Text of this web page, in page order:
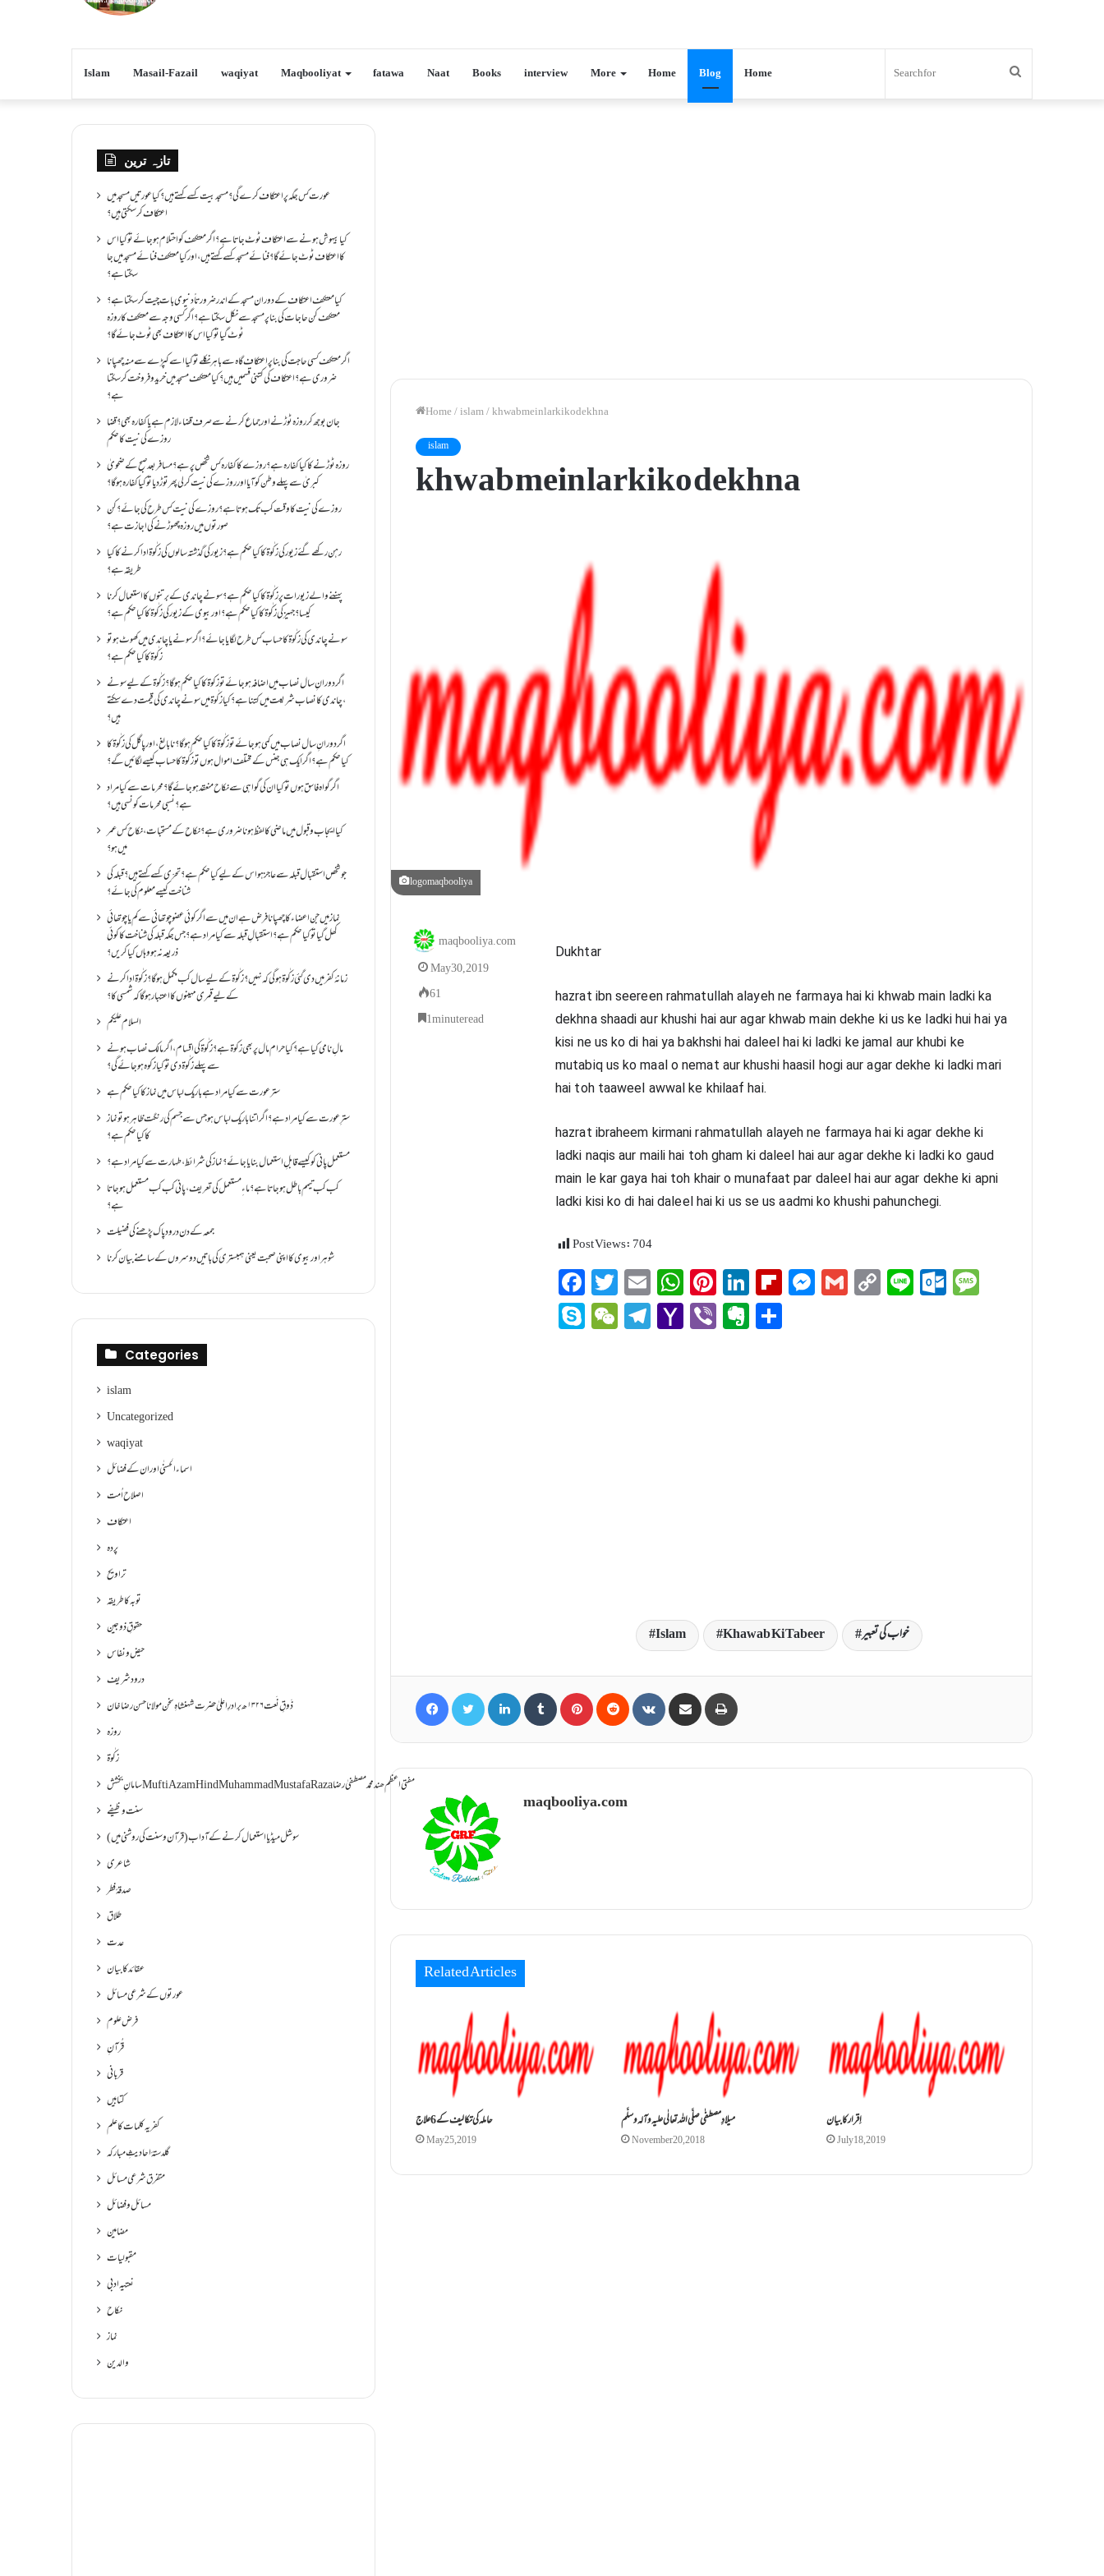
Islam Masail-Fazail waqiyat Maqbooliyat fatawa Naat Books interview More Home Blog Home
Home/islam/khwab mein larki ko dekhna
islam
khwab mein larki ko dekhna
logomaqbooliya
Dukhtar
hazrat ibn seereen rahmatullah alayeh ne farmaya hai ki khwab main ladki ka
dekhna shaadi aur khushi hai aur agar khwab main dekhe ki us ke ladki hui hai ya
kisi ne us ko di hai ya bakhshi hai daleel hai ki ladki ke jamal aur khubi ke
mutabiq us ko maal o nemat aur khushi haasil hogi aur agar dekhe ki ladki mari
hai toh taaweel awwal ke khilaaf hai.
hazrat ibraheem kirmani rahmatullah alayeh ne farmaya hai ki agar dekhe ki
ladki naqis aur maili hai toh gham ki daleel hai aur agar dekhe ki ladki ko gaud
main le kar gaya hai toh khair o munafaat par daleel hai aur agar dekhe ki apni
ladki kisi ko di hai daleel hai ki us se us aadmi ko khushi pahunchegi.
Post Views:704
Fa
ce
bo
T
wi
tte
E
m
ail
W
ha
ts
Pi
nt
er
Li
nk
ed
Fl
ip
M
es
G
m
C
op
Li
ne
O
ut
S
ky
W
e
Te
le
Y
ah
Vi
be
E
ve
Islam Khawab Ki Tabeer خواب کی تعبیر
maqbooliya.com
May 30, 2019
61
1 minute read
maqbooliya.com
Related Articles
حاملہ کی تکالیف کے 6علاج
May 25, 2019
میلادِ مصطفٰی صلَّی اللہ تعالٰی علیہ وآلہ وسلَّم
November 20, 2018
اِقرارکا بیان
July 18, 2019
تازہ ترین
عورت کس جگہ پر اعتکاف کرے گی؟مسجد بیت کسے کہتے ہیں؟کیا عورتیں مسجد میں
اعتکاف کر سکتی ہیں؟
کیا بیہوش ہونے سے اعتکاف ٹوٹ جاتا ہے؟ اگر معتکف کو احتلام ہو جائے تو کیا اس
کا اعتکاف ٹوٹ جائے گا؟فنائے مسجد کسے کہتے ہیں ، اور کیا معتکف فنائے مسجد میں جا
سکتا ہے؟
کیا معتکف اعتکاف کے دوران مسجد کے اندر ضرورتاً دنیوی بات چیت کر سکتا ہے؟
معتکف کن حاجات کی بنا پر مسجد سے نکل سکتا ہے؟ اگر کسی وجہ سے معتکف کا روزہ
ٹوٹ گیا تو کیا اس کا اعتکاف بھی ٹوٹ جائے گا؟
اگر معتکف کسی حاجت کی بنا پر اعتکاف گاہ سے باہر نکلے تو کیا اسے کپڑے سے منہ چھپانا
ضروری ہے؟اعتکاف کی کتنی قسمیں ہیں؟کیا معتکف مسجد میں خرید و فروخت کر سکتا
ہے؟
جان بوجھ کر روزہ ٹوڑنے اور جماع کرنے سے صرف قضاء لازم ہے یا کفارہ بھی؟ قضا
روزے کی نیت کا حکم
روزہ ٹوڑنے کا کیا کفارہ ہے؟روزے کا کفارہ کس شخص پر ہے؟ مسافر بعد صبح کے ضحویٰ
کبریٰ سے پہلے وطن کو آیا اور روزے کی نیت کر لی پھر توڑ دیا تو کیا کفارہ ہو گا؟
روزے کی نیت کا وقت کب تک ہوتا ہے؟ روزے کی نیت کس طرح کی جائے؟ کن
صورتوں میں روزہ چھوڑنے کی اجازت ہے؟
رہن رکھے گئے زیور کی زکٰوۃ کا کیا حکم ہے؟زیور کی گذشتہ سالوں کی زکٰوۃ ادا کرنے کا کیا
طریقہ ہے؟
پہننے والے زیورات پر زکٰوۃ کا کیا حکم ہے؟ سونے چاندی کے برتنوں کا استعمال کرنا
کیسا؟ جہیز کی زکٰوۃ کا کیا حکم ہے؟ اور بیوی کے زیور کی زکٰوۃ کا کیا حکم ہے؟
سونے چاندی کی زکٰوۃ کا حساب کس طرح لگایا جائے؟ اگر سونے یا چاندی میں کھوٹ ہو تو
زکٰوۃ کا کیا حکم ہے؟
اگر دورانِ سال نصاب میں اضافہ ہو جائے تو زکوۃ کا کیا حکم ہو گا؟ زکٰوۃ کے لیے سونے
،چاندی کا نصاب شریعت میں کتنا ہے؟ کیا زکٰوۃ میں سونے چاندی کی قیمت دے سکتے
ہیں؟
اگر دورانِ سال نصاب میں کمی ہو جائے تو زکٰوۃ کا کیا حکم ہو گا؟ نا بالغ ، اور پاگل کی زکٰوۃ کا
کیا حکم ہے؟ اگر ایک ہی جنس کے مختلف اموال ہوں تو زکٰوۃ کا حساب کیسے لگائیں گے؟
اگر گواہ فاسق ہوں تو کیا ان کی گواہی سے نکاح منعقد ہو جائے گا؟ محرمات سے کیا مراد
ہے؟ نسبی محرمات کونسی ہیں؟
کیا ایجاب و قبول میں ماضی کا لفظ ہونا ضروری ہے؟ نکاح کے مستحبات، نکاح کس عمر
میں ہو؟
جو شخص استقبال قبلہ سے عاجز ہو اس کے لیے کیا حکم ہے؟ تحرّی کسے کہتے ہیں؟ قبلہ کی
شناخت کیسے معلوم کی جائے؟
نماز میں جن اعضاء کا چھپانا فرض ہے ان میں سے اگر کوئی عضو چوتھائی سے کم یا چوتھائی
کھل گیا تو کیا حکم ہے؟استقبالِ قبلہ سے کیا مراد ہے؟جس جگہ قبلہ کی شناخت کا کوئی
ذریعہ نہ ہو وہاں کیا کریں؟
زمانۂ کفر میں دی گئی زکٰوۃ ہو گی کہ نہیں؟زکٰوۃ کے لیے سال کب مکمل ہو گا؟زکٰوۃ ادا کرنے
کے لیے قمری مہینوں کا اعتبار ہو گا کہ شمسی کا؟
السلام علیکم
مالِ نامی کیا ہے؟ کیا حرام مال پر بھی زکوۃ ہے؟ زکٰوۃ کی اقسام ،اگر مالک نصاب ہونے
سے پہلے زکٰوۃ دی تو کیا زکوه ہو جائےگی؟
ستر عورت سے کیا مراد ہے باریک لباس میں نماز کا کیا حکم ہے
سترِ عورت سے کیا مراد ہے؟اگر اتنا باریک لباس ہو جس سے جسم کی رنگت ظاہر ہو تو نماز
کا کیا حکم ہے؟
مستعمل پانی کو کیسے قابلِ استعمال بنایا جائے؟ نماز کی شرائط ،طہارت سے کیا مراد ہے؟
کب کب تیمم باطل ہو جاتا ہے؟ ماءِ مستعمل کی تعریف ،پانی کب کب مستعمل ہو جاتا
ہے؟
جمعہ کے دن درود پاک پڑھنے کی فضیلت
شوہر اور بیوی کا اپنی صحبت یعنی ہمبستری کی باتیں دوسروں کے سامنے بیان کرنا
Categories
islam
Uncategorized
waqiyat
اسماءالحسنٰی اور ان کے فضائل
اصلاح اُمت
اعتکاف
پردہ
تراویح
توبہ کا طریقہ
حقوقِ ذوجین
حیض و نفاس
درود شریف
ذَوقِ نَعت ۱۳۲۶ھ برادرِ اعلیٰ حضرت شہنشاہِ سخن مولانا حسن رضا خان
روزہ
زکٰوۃ
سامانِ بخشش Mufti Azam Hind Muhammad Mustafa Raza مفتی اعظم ھند محمد مصطفیٰ رضا
سنت وظیفے
سوشل میڈیا استعمال کرنے کے آداب (قرآن و سنت کی روشنی میں)
شاعری
صدقۂ فطر
طلاق
عدت
عقائد کا بیان
عورتوں کے شرعی مسائل
فرض علوم
قُرآنِ
قربانی
کتابیں
کفریہ کلمات کا علم
گلدستۂ احادیثِ مبارکہ
متفرق شرعی مسائل
مسائل و فضائل
مضامین
مقبولیات
نعتیہ ادبی
نکاح
نماز
والدین